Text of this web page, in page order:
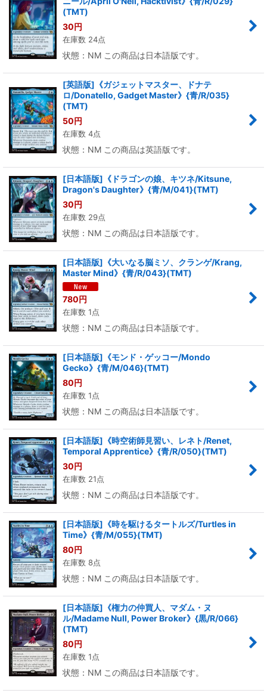
(TMT)
30円
在庫数 24点
状態：NM この商品は日本語版です。
[英語版]《ガジェットマスター、ドナテ
ロ/Donatello, Gadget Master》{青/R/035}
(TMT)
50円
在庫数 4点
状態：NM この商品は英語版です。
[日本語版]《ドラゴンの娘、キツネ/Kitsune,
Dragon's Daughter》{青/M/041}(TMT)
30円
在庫数 29点
状態：NM この商品は日本語版です。
[日本語版]《大いなる脳ミソ、クランゲ/Krang,
Master Mind》{青/R/043}(TMT)
780円
在庫数 1点
状態：NM この商品は日本語版です。
[日本語版]《モンド・ゲッコー/Mondo
Gecko》{青/M/046}(TMT)
80円
在庫数 1点
状態：NM この商品は日本語版です。
[日本語版]《時空術師見習い、レネト/Renet,
Temporal Apprentice》{青/R/050}(TMT)
30円
在庫数 21点
状態：NM この商品は日本語版です。
[日本語版]《時を駆けるタートルズ/Turtles in
Time》{青/M/055}(TMT)
80円
在庫数 8点
状態：NM この商品は日本語版です。
[日本語版]《権力の仲買人、マダム・ヌ
ル/Madame Null, Power Broker》{黒/R/066}
(TMT)
80円
在庫数 1点
状態：NM この商品は日本語版です。